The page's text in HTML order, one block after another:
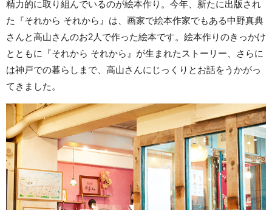
精力的に取り組んでいるのが絵本作り。今年、新たに出版され
た『それから それから』は、画家で絵本作家でもある中野真典
さんと高山さんのお2人で作った絵本です。絵本作りのきっかけ
とともに『それから それから』が生まれたストーリー、さらに
は神戸での暮らしまで、高山さんにじっくりとお話をうかがっ
てきました。